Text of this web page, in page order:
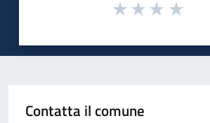
Contatta il comune